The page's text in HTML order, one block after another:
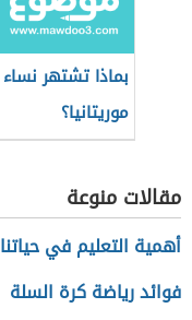
بماذا تشتهر نساء
موريتانيا؟
مقالات منوعة
أهمية التعليم في حياتنا
فوائد رياضة كرة السلة